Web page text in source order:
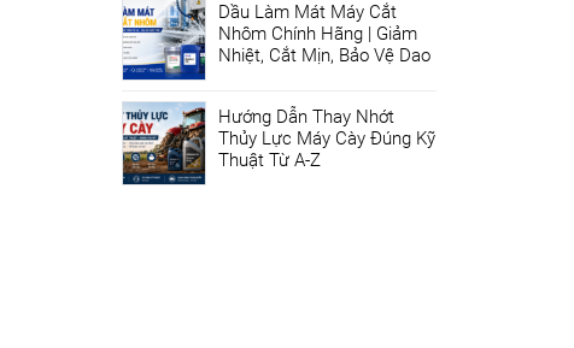
Dầu Làm Mát Máy Cắt
Nhôm Chính Hãng | Giảm
Nhiệt, Cắt Mịn, Bảo Vệ Dao
Hướng Dẫn Thay Nhớt
Thủy Lực Máy Cày Đúng Kỹ
Thuật Từ A-Z